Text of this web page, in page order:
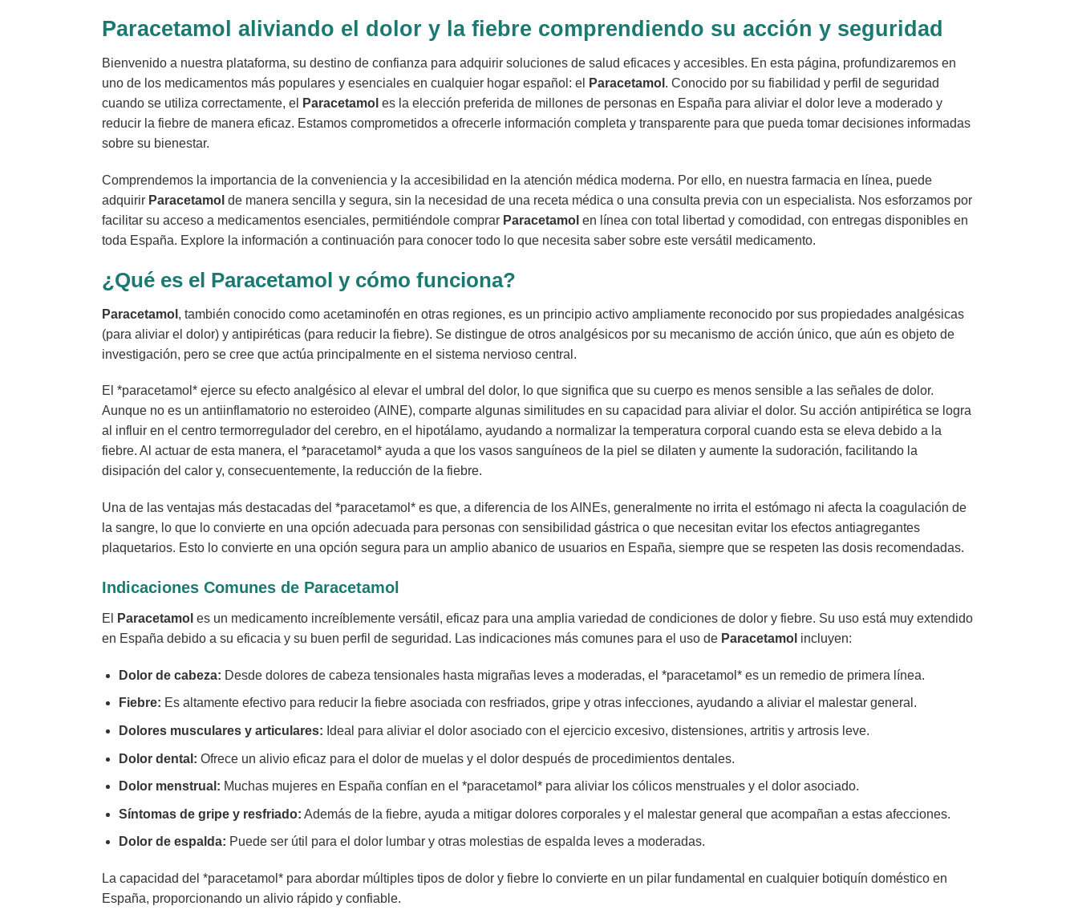
Paracetamol aliviando el dolor y la fiebre comprendiendo su acción y seguridad
Bienvenido a nuestra plataforma, su destino de confianza para adquirir soluciones de salud eficaces y accesibles. En esta página, profundizaremos en
uno de los medicamentos más populares y esenciales en cualquier hogar español: el
Paracetamol . Conocido por su fiabilidad y perfil de seguridad
cuando se utiliza correctamente, el
Paracetamol es la elección preferida de millones de personas en España para aliviar el dolor leve a moderado y
reducir la fiebre de manera eficaz. Estamos comprometidos a ofrecerle información completa y transparente para que pueda tomar decisiones informadas
sobre su bienestar.
Comprendemos la importancia de la conveniencia y la accesibilidad en la atención médica moderna. Por ello, en nuestra farmacia en línea, puede
adquirir Paracetamol de manera sencilla y segura, sin la necesidad de una receta médica o una consulta previa con un especialista. Nos esforzamos por
facilitar su acceso a medicamentos esenciales, permitiéndole comprar Paracetamol en línea con total libertad y comodidad, con entregas disponibles en
toda España. Explore la información a continuación para conocer todo lo que necesita saber sobre este versátil medicamento.
¿Qué es el Paracetamol y cómo funciona?
Paracetamol , también conocido como acetaminofén en otras regiones, es un principio activo ampliamente reconocido por sus propiedades analgésicas
(para aliviar el dolor) y antipiréticas (para reducir la fiebre). Se distingue de otros analgésicos por su mecanismo de acción único, que aún es objeto de
investigación, pero se cree que actúa principalmente en el sistema nervioso central.
El *paracetamol* ejerce su efecto analgésico al elevar el umbral del dolor, lo que significa que su cuerpo es menos sensible a las señales de dolor.
Aunque no es un antiinflamatorio no esteroideo (AINE), comparte algunas similitudes en su capacidad para aliviar el dolor. Su acción antipirética se logra
al influir en el centro termorregulador del cerebro, en el hipotálamo, ayudando a normalizar la temperatura corporal cuando esta se eleva debido a la
fiebre. Al actuar de esta manera, el *paracetamol* ayuda a que los vasos sanguíneos de la piel se dilaten y aumente la sudoración, facilitando la
disipación del calor y, consecuentemente, la reducción de la fiebre.
Una de las ventajas más destacadas del *paracetamol* es que, a diferencia de los AINEs, generalmente no irrita el estómago ni afecta la coagulación de
la sangre, lo que lo convierte en una opción adecuada para personas con sensibilidad gástrica o que necesitan evitar los efectos antiagregantes
plaquetarios. Esto lo convierte en una opción segura para un amplio abanico de usuarios en España, siempre que se respeten las dosis recomendadas.
Indicaciones Comunes de Paracetamol
El Paracetamol es un medicamento increíblemente versátil, eficaz para una amplia variedad de condiciones de dolor y fiebre. Su uso está muy extendido
en España debido a su eficacia y su buen perfil de seguridad. Las indicaciones más comunes para el uso de Paracetamol incluyen:
Dolor de cabeza: Desde dolores de cabeza tensionales hasta migrañas leves a moderadas, el *paracetamol* es un remedio de primera línea.
Fiebre: Es altamente efectivo para reducir la fiebre asociada con resfriados, gripe y otras infecciones, ayudando a aliviar el malestar general.
Dolores musculares y articulares: Ideal para aliviar el dolor asociado con el ejercicio excesivo, distensiones, artritis y artrosis leve.
Dolor dental: Ofrece un alivio eficaz para el dolor de muelas y el dolor después de procedimientos dentales.
Dolor menstrual: Muchas mujeres en España confían en el *paracetamol* para aliviar los cólicos menstruales y el dolor asociado.
Síntomas de gripe y resfriado: Además de la fiebre, ayuda a mitigar dolores corporales y el malestar general que acompañan a estas afecciones.
Dolor de espalda: Puede ser útil para el dolor lumbar y otras molestias de espalda leves a moderadas.
La capacidad del *paracetamol* para abordar múltiples tipos de dolor y fiebre lo convierte en un pilar fundamental en cualquier botiquín doméstico en
España, proporcionando un alivio rápido y confiable.